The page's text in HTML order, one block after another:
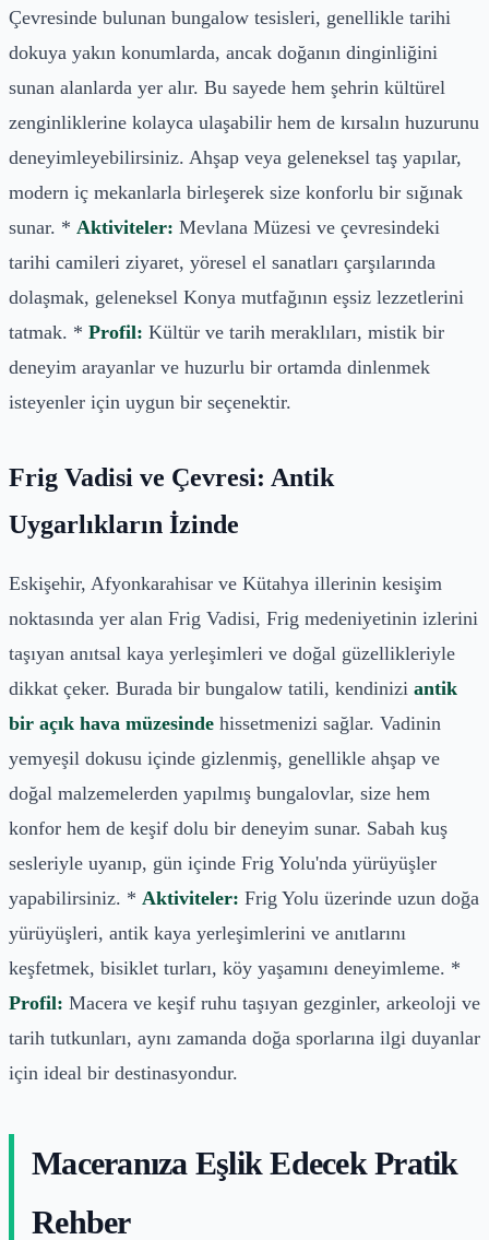
Çevresinde bulunan bungalow tesisleri, genellikle tarihi
dokuya yakın konumlarda, ancak doğanın dinginliğini
sunan alanlarda yer alır. Bu sayede hem şehrin kültürel
zenginliklerine kolayca ulaşabilir hem de kırsalın huzurunu
deneyimleyebilirsiniz. Ahşap veya geleneksel taş yapılar,
modern iç mekanlarla birleşerek size konforlu bir sığınak
sunar. * Aktiviteler: Mevlana Müzesi ve çevresindeki
tarihi camileri ziyaret, yöresel el sanatları çarşılarında
dolaşmak, geleneksel Konya mutfağının eşsiz lezzetlerini
tatmak. * Profil: Kültür ve tarih meraklıları, mistik bir
deneyim arayanlar ve huzurlu bir ortamda dinlenmek
isteyenler için uygun bir seçenektir.
Frig Vadisi ve Çevresi: Antik
Uygarlıkların İzinde
Eskişehir, Afyonkarahisar ve Kütahya illerinin kesişim
noktasında yer alan Frig Vadisi, Frig medeniyetinin izlerini
taşıyan anıtsal kaya yerleşimleri ve doğal güzellikleriyle
dikkat çeker. Burada bir bungalow tatili, kendinizi antik
bir açık hava müzesinde hissetmenizi sağlar. Vadinin
yemyeşil dokusu içinde gizlenmiş, genellikle ahşap ve
doğal malzemelerden yapılmış bungalovlar, size hem
konfor hem de keşif dolu bir deneyim sunar. Sabah kuş
sesleriyle uyanıp, gün içinde Frig Yolu'nda yürüyüşler
yapabilirsiniz. * Aktiviteler: Frig Yolu üzerinde uzun doğa
yürüyüşleri, antik kaya yerleşimlerini ve anıtlarını
keşfetmek, bisiklet turları, köy yaşamını deneyimleme. *
Profil: Macera ve keşif ruhu taşıyan gezginler, arkeoloji ve
tarih tutkunları, aynı zamanda doğa sporlarına ilgi duyanlar
için ideal bir destinasyondur.
Maceranıza Eşlik Edecek Pratik
Rehber